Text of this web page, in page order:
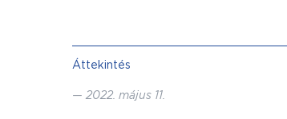
Áttekintés
— 2022. május 11.